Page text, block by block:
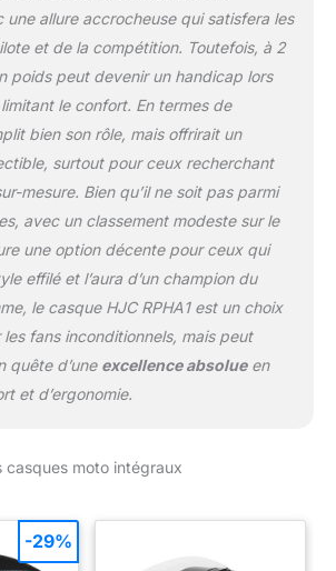
une allure accrocheuse qui satisfera les
et de la compétition. Toutefois, à 2
poids peut devenir un handicap lors
le confort. En termes de
bien son rôle, mais offrirait un
surtout pour ceux recherchant
mesure. Bien qu’il ne soit pas parmi
avec un classement modeste sur le
une option décente pour ceux qui
effilé et l’aura d’un champion du
le casque HJC RPHA1 est un choix
fans inconditionnels, mais peut
quête d’une excellence absolueen
et d’ergonomie.
casques moto intégraux
-29%